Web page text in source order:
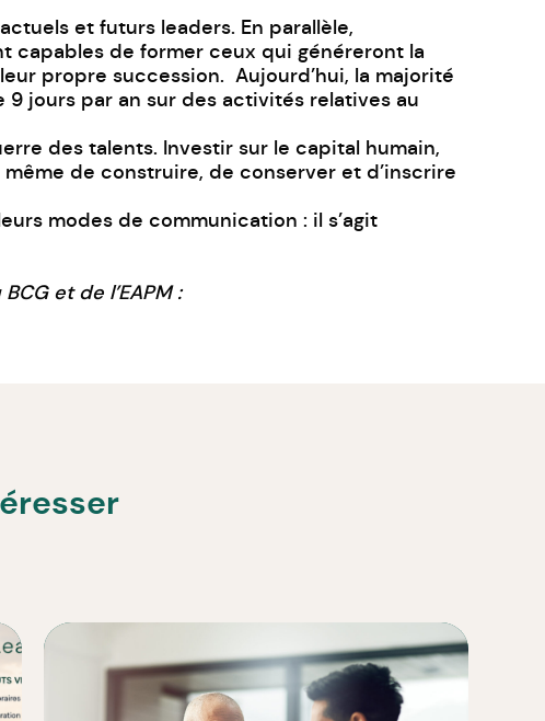
et futurs leaders. En parallèle,
capables de former ceux qui généreront la
propre succession. Aujourd’hui, la majorité
jours par an sur des activités relatives au
des talents. Investir sur le capital humain,
de construire, de conserver et d’inscrire
modes de communication : il s’agit
et de l’EAPM :